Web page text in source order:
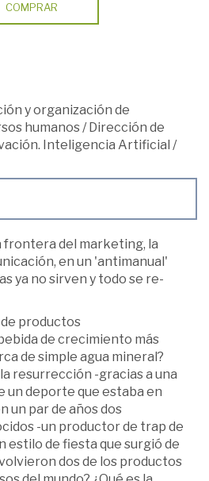
COMPRAR
y organización de
humanos/Dirección de
Inteligencia Artificial /
frontera del marketing, la
en un 'antimanual'
ya no sirven y todo se re-
de productos
de crecimiento más
de simple agua mineral?
resurrección -gracias a una
un deporte que estaba en
un par de años dos
-un productor de trap de
estilo de fiesta que surgió de
dos de los productos